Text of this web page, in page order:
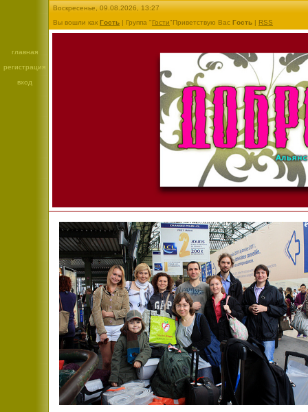
главная
регистрация
вход
Воскресенье, 09.08.2026, 13:27
Вы вошли как Гость | Группа "Гости"Приветствую Вас Гость | RSS